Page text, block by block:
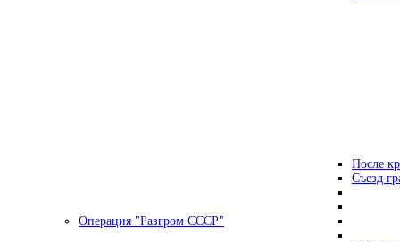
После
Съезд
Операция "Разгром СССР"